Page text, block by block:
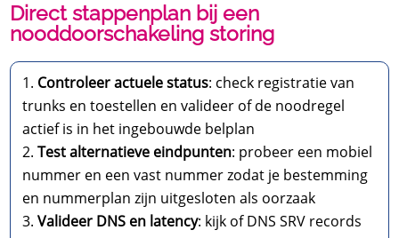
Direct stappenplan bij een
nooddoorschakeling storing
Controleer actuele status: check registratie van
trunks en toestellen en valideer of de noodregel
actief is in het ingebouwde belplan
Test alternatieve eindpunten: probeer een mobiel
nummer en een vast nummer zodat je bestemming
en nummerplan zijn uitgesloten als oorzaak
Valideer DNS en latency: kijk of DNS SRV records